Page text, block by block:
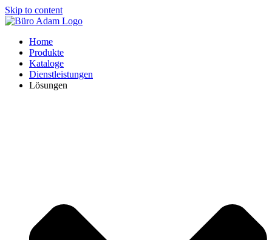
Skip to content
Home
Produkte
Kataloge
Dienstleistungen
Lösungen